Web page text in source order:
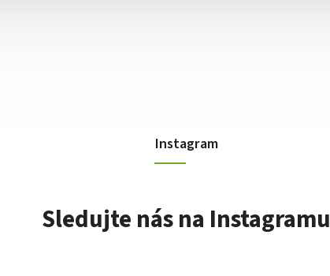
Instagram
Sledujte nás na Instagramu